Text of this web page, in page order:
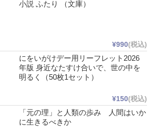
小説 ふたり （文庫）
¥990(税込)
にをいがけデー用リーフレット2026
年版 身近なたすけ合いで、世の中を
明るく（50枚1セット）
¥150(税込)
「元の理」と人類の歩み 人間はいか
に生きるべきか